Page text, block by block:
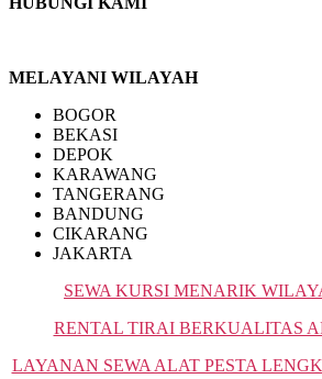
MELAYANI WILAYAH
BOGOR
BEKASI
DEPOK
KARAWANG
TANGERANG
BANDUNG
CIKARANG
JAKARTA
SEWA KURSI MENARIK
RENTAL TIRAI BERKUALITAS
LAYANAN SEWA ALAT PESTA